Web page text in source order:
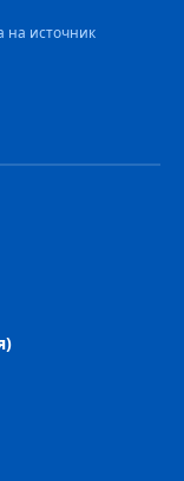
на источник